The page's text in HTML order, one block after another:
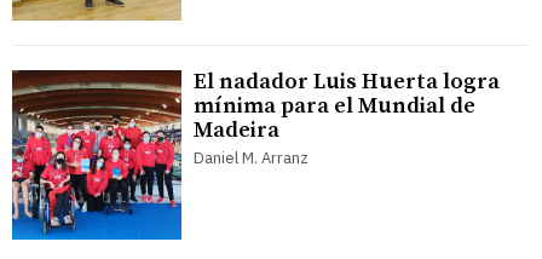
El nadador Luis Huerta logra
mínima para el Mundial de
Madeira
Daniel M. Arranz